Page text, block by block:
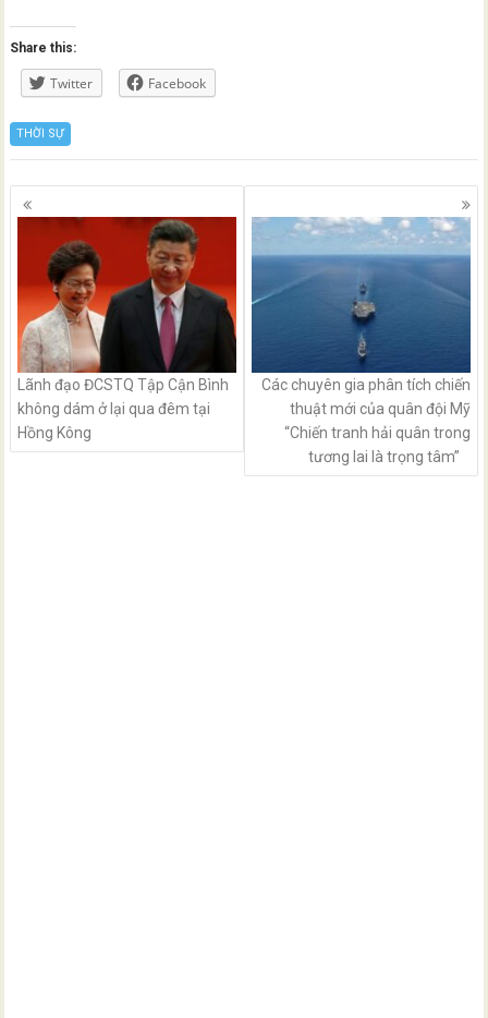
Share this:
Twitter Facebook
THỜI SỰ
Posts
navigation
Lãnh đạo ĐCSTQ Tập Cận Bình
không dám ở lại qua đêm tại
Hồng Kông
Các chuyên gia phân tích chiến
thuật mới của quân đội Mỹ
“Chiến tranh hải quân trong
tương lai là trọng tâm”